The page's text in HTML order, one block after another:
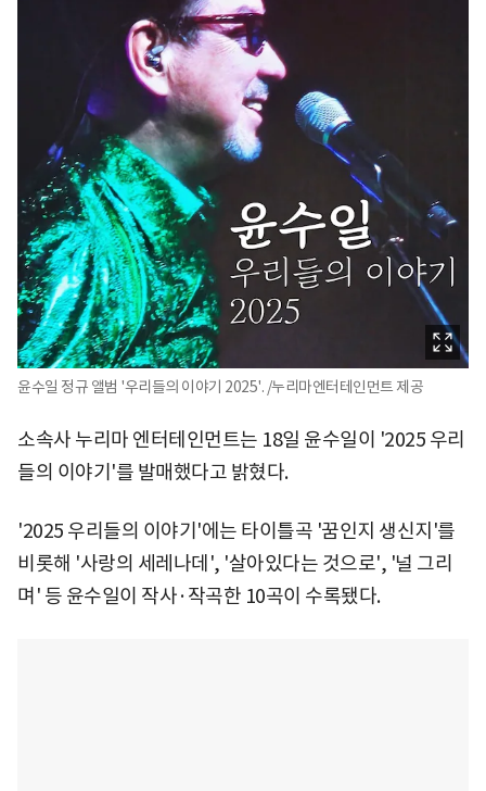
윤수일 정규 앨범 '우리들의 이야기 2025'. /누리마엔터테인먼트 제공
소속사 누리마 엔터테인먼트는 18일 윤수일이 '2025 우리
들의 이야기'를 발매했다고 밝혔다.
'2025 우리들의 이야기'에는 타이틀곡 '꿈인지 생신지'를
비롯해 '사랑의 세레나데', '살아있다는 것으로', '널 그리
며' 등 윤수일이 작사·작곡한 10곡이 수록됐다.